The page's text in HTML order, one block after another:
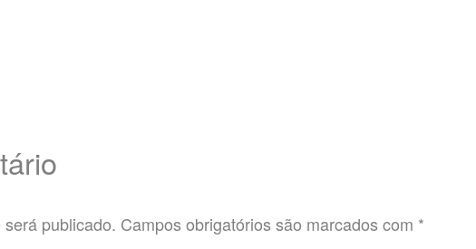
publicado. Campos obrigatórios são marcados com *